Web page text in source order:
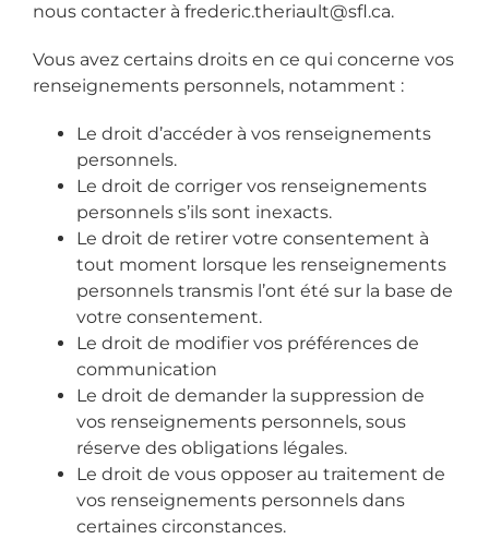
nous contacter à frederic.theriault@sfl.ca.
Vous avez certains droits en ce qui concerne vos
renseignements personnels, notamment :
Le droit d’accéder à vos renseignements
personnels.
Le droit de corriger vos renseignements
personnels s’ils sont inexacts.
Le droit de retirer votre consentement à
tout moment lorsque les renseignements
personnels transmis l’ont été sur la base de
votre consentement.
Le droit de modifier vos préférences de
communication
Le droit de demander la suppression de
vos renseignements personnels, sous
réserve des obligations légales.
Le droit de vous opposer au traitement de
vos renseignements personnels dans
certaines circonstances.